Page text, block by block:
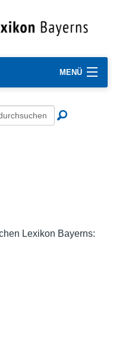
MENÜ
Lexikon Bayerns: